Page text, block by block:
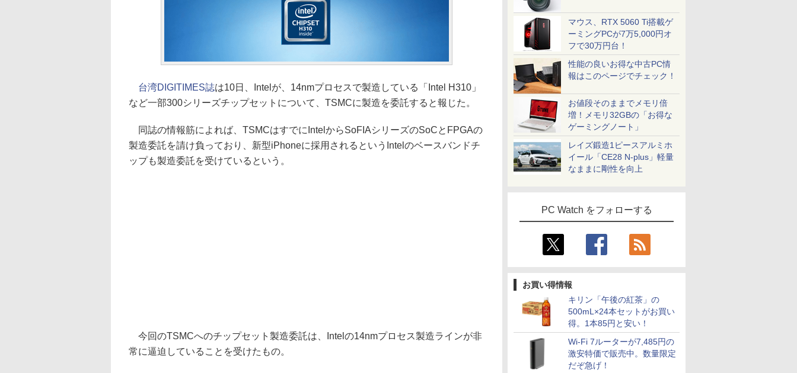
マウス、RTX 5060 Ti搭載ゲ
ーミングPCが7万5,000円オ
フで30万円台！
性能の良いお得な中古PC情
報はこのページでチェック！
お値段そのままでメモリ倍
増！メモリ32GBの「お得な
ゲーミングノート」
レイズ鍛造1ピースアルミホ
イール「CE28 N-plus」軽量
なままに剛性を向上
PC Watch をフォローする
お買い得情報
キリン「午後の紅茶」の
500mL×24本セットがお買い
得。1本85円と安い！
Wi-Fi 7ルーターが7,485円の
激安特価で販売中。数量限定
だぞ急げ！
台湾DIGITIMES誌は10日、Intelが、14nmプロセスで製造している「Intel H310」
など一部300シリーズチップセットについて、TSMCに製造を委託すると報じた。
同誌の情報筋によれば、TSMCはすでにIntelからSoFIAシリーズのSoCとFPGAの
製造委託を請け負っており、新型iPhoneに採用されるというIntelのベースバンドチ
ップも製造委託を受けているという。
今回のTSMCへのチップセット製造委託は、Intelの14nmプロセス製造ラインが非
常に逼迫していることを受けたもの。